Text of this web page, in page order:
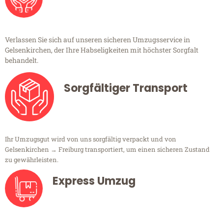
Verlassen Sie sich auf unseren sicheren Umzugsservice in
Gelsenkirchen, der Ihre Habseligkeiten mit höchster Sorgfalt
behandelt.
Sorgfältiger Transport
Ihr Umzugsgut wird von uns sorgfältig verpackt und von
Gelsenkirchen → Freiburg transportiert, um einen sicheren Zustand
zu gewährleisten.
Express Umzug